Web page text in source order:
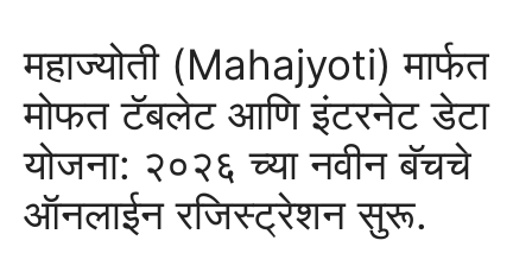
महाज्योती (Mahajyoti) मार्फत
मोफत टॅबलेट आणि इंटरनेट डेटा
योजना: २०२६ च्या नवीन बॅचचे
ऑनलाईन रजिस्ट्रेशन सुरू.